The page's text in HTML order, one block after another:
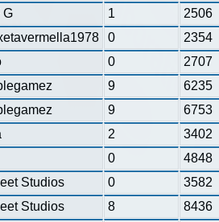
G 1
2506
0
2354
0
2707
9
6235
9
6753
2
3402
0
4848
Studios 0
3582
Studios 8
8436